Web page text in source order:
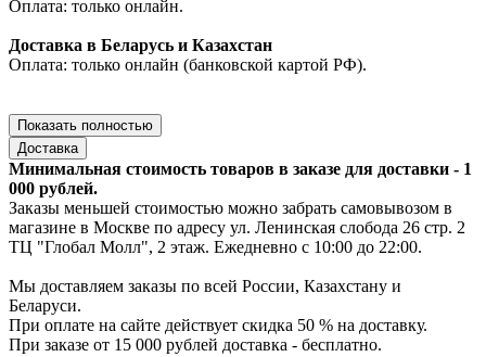
Оплата: только онлайн.
Доставка в Беларусь и Казахстан
Оплата: только онлайн (банковской картой РФ).
Показать полностью
Доставка
Минимальная стоимость товаров в заказе для доставки - 1
000 рублей.
Заказы меньшей стоимостью можно забрать самовывозом в
магазине в Москве по адресу ул. Ленинская слобода 26 стр. 2
ТЦ "Глобал Молл", 2 этаж. Ежедневно с 10:00 до 22:00.
Мы доставляем заказы по всей России, Казахстану и
Беларуси.
При оплате на сайте действует скидка 50 % на доставку.
При заказе от 15 000 рублей доставка - бесплатно.